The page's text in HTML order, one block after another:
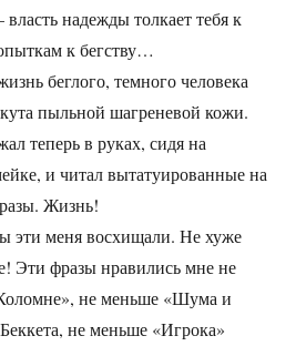
надежды толкает тебя к
к бегству…
беглого, темного человека
пыльной шагреневой кожи.
теперь в руках, сидя на
и читал вытатуированные на
Жизнь!
эти меня восхищали. Не хуже
Эти фразы нравились мне не
не меньше «Шума и
не меньше «Игрока»